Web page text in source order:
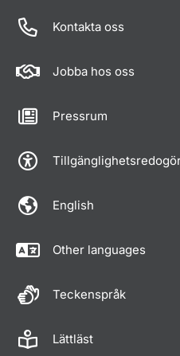
Kontakta oss
Jobba hos oss
Pressrum
English
Other languages
Teckenspråk
Lättläst